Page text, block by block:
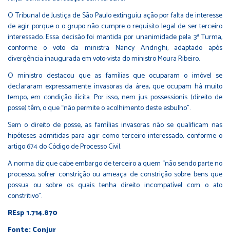
O Tribunal de Justiça de São Paulo extinguiu ação por falta de interesse
de agir porque o o grupo não cumpre o requisito legal de ser terceiro
interessado. Essa decisão foi mantida por unanimidade pela 3ª Turma,
conforme o voto da ministra Nancy Andrighi, adaptado após
divergência inaugurada em voto-vista do ministro Moura Ribeiro.
O ministro destacou que as famílias que ocuparam o imóvel se
declararam expressamente invasoras da área, que ocupam há muito
tempo, em condição ilícita. Por isso, nem jus possessionis (direito de
posse) têm, o que “não permite o acolhimento deste esbulho”.
Sem o direito de posse, as famílias invasoras não se qualificam nas
hipóteses admitidas para agir como terceiro interessado, conforme o
artigo 674 do Código de Processo Civil.
A norma diz que cabe embargo de terceiro a quem “não sendo parte no
processo, sofrer constrição ou ameaça de constrição sobre bens que
possua ou sobre os quais tenha direito incompatível com o ato
constritivo”.
REsp 1.714.870
Fonte: Conjur